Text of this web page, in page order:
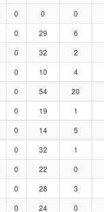
0 0 0
0 29 6
0 32 2
0 10 4
0 54 20
0 19 1
0 14 5
0 32 1
0 22 0
0 28 3
0 24 0